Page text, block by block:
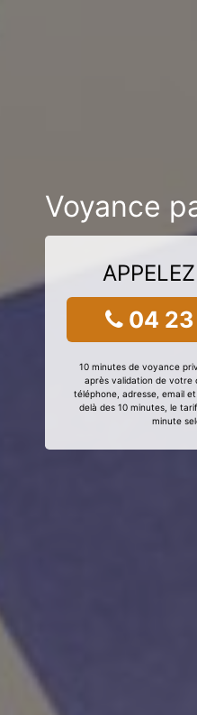
Voyance
04 23
10 minutes de voyance
après validation de votre
téléphone, adresse, email
delà des 10 minutes, le
minute